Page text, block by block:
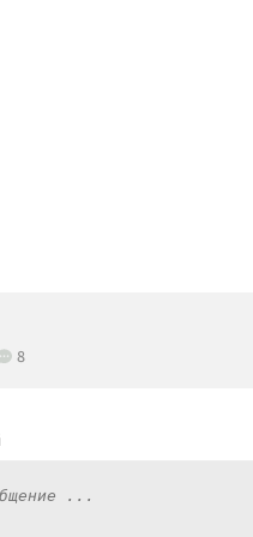
8